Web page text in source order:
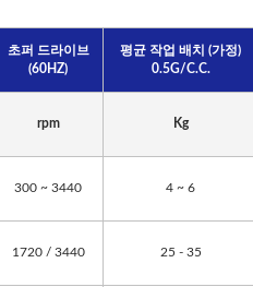
초퍼 드라이브
(60HZ)
평균 작업 배치 (가정)
0.5G/C.C.
rpm Kg
300 ~ 3440 4 ~ 6
1720 / 3440 25 - 35